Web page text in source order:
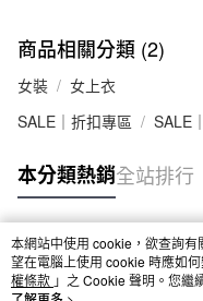
商品相關分類 (2)
女裝
女上衣
SALE｜折扣專區
SALE
本分類熱銷全站排行
熱門標籤
本網站中使用 cookie，欲查詢
望在電腦上使用 cookie 時應如
權條款 」之 Cookie 聲明。您繼